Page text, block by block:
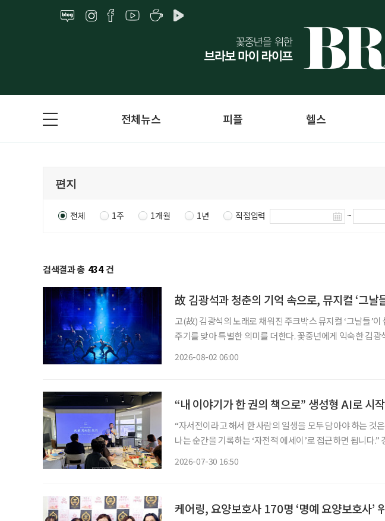
전체뉴스 피플 헬스
전체 1주 1개월 1년 직접입력 ~
검색결과 총 434 건
故 김광석과 청춘의 기억 속으로, 뮤지컬 ‘그날
고(故) 김광석의 노래로 채워진 주크박스 뮤지컬 ‘그날들’
주기를 맞아 특별한 의미를 더한다. 꽃중년에게 익숙한 김
2026-08-02 06:00
“내 이야기가 한 권의 책으로” 생성형 AI로 시
“자서전이라고 해서 한 사람의 일생을 모두 담아야 하는 것
나는 순간을 기록하는 ‘자전적 에세이’로 접근하면 됩니다.” 경기대학교 교수이자 한국디지털
2026-07-30 16:50
케어링, 요양보호사 170명 ‘명예 요양보호사’